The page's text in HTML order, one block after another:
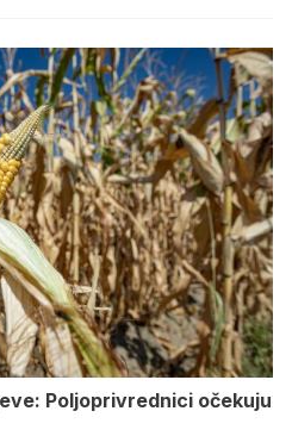
Poljoprivrednici očekuju